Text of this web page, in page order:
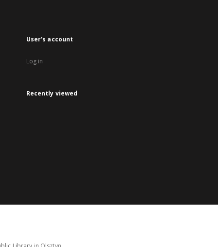
User's account
Log in
Recently viewed